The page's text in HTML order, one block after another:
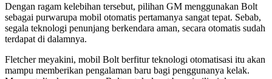
Dengan ragam kelebihan tersebut, pilihan GM menggunakan Bolt
sebagai purwarupa mobil otomatis pertamanya sangat tepat. Sebab,
segala teknologi penunjang berkendara aman, secara otomatis sudah
terdapat di dalamnya.
Fletcher meyakini, mobil Bolt berfitur teknologi otomatisasi itu akan
mampu memberikan pengalaman baru bagi penggunanya kelak.